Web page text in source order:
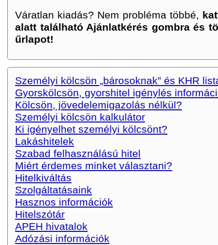
Váratlan kiadás? Nem probléma többé,
alatt található Ajánlatkérés gombra és
űrlapot!
Személyi kölcsön „bárosoknak” és KHR
Gyorskölcsön, gyorshitel igénylés
Kölcsön, jövedelemigazolás nélkül?
Személyi kölcsön kalkulátor
Ki igényelhet személyi kölcsönt?
Lakáshitelek
Szabad felhasználású hitel
Miért érdemes minket választani?
Hitelkiváltás
Szolgáltatásaink
Hasznos információk
Hitelszótár
APEH hivatalok
Adózási információk